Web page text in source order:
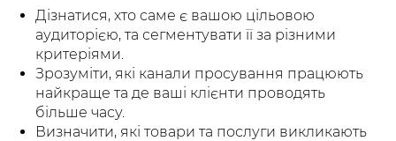
Дізнатися, хто саме є вашою цільовою
аудиторією, та сегментувати її за різними
критеріями.
Зрозуміти, які канали просування працюють
найкраще та де ваші клієнти проводять
більше часу.
Визначити, які товари та послуги викликають